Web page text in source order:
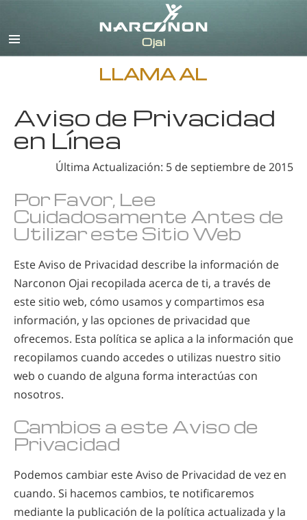
LLAMA AL
Aviso de Privacidad
en Línea
Última Actualización: 5 de septiembre de 2015
Por Favor, Lee
Cuidadosamente Antes de
Utilizar este Sitio Web
Este Aviso de Privacidad describe la información de
Narconon Ojai recopilada acerca de ti, a través de
este sitio web, cómo usamos y compartimos esa
información, y las opciones de privacidad que
ofrecemos. Esta política se aplica a la información que
recopilamos cuando accedes o utilizas nuestro sitio
web o cuando de alguna forma interactúas con
nosotros.
Cambios a este Aviso de
Privacidad
Podemos cambiar este Aviso de Privacidad de vez en
cuando. Si hacemos cambios, te notificaremos
mediante la publicación de la política actualizada y la